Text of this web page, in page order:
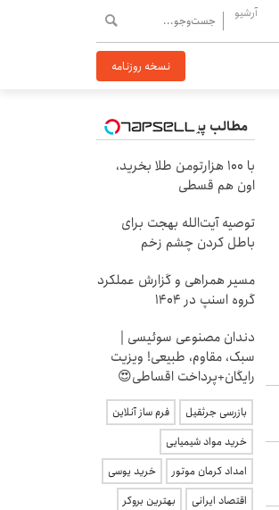
آرشیو
نسخه روزنامه
مطالب پیشنهادی
با ۱۰۰ هزارتومن طلا بخرید،
اون هم قسطی
توصیه آیت‌الله بهجت برای
باطل کردن چشم زخم
مسیر همراهی و گزارش عملکرد
گروه اسنپ در ۱۴۰۴
دندان مصنوعی سوئیسی |
سبک، مقاوم، طبیعی! ویزیت
رایگان+پرداخت اقساطی😍
بازرسی جرثقیل
فرم ساز آنلاین
خرید مواد شیمیایی
امداد کرمان موتور
خرید یوسی
اقتصاد ایرانی
بهترین بروکر